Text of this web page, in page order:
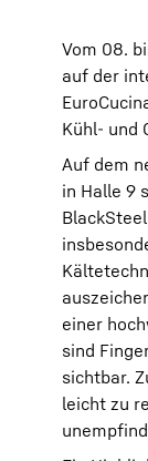
Vom 08.
auf der
Kühl- und
Auf dem
in Halle 9
einer
sind
sichtbar.
leicht zu